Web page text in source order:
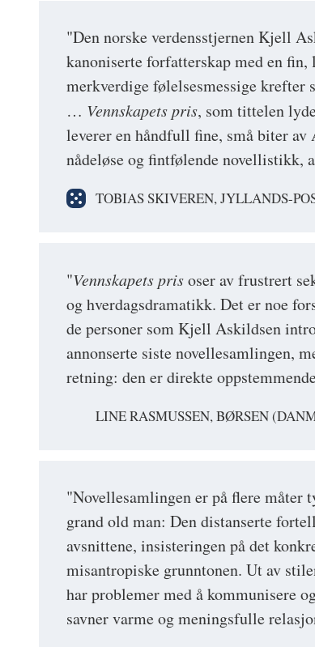
"Den norske verdensstjernen Kjell
kanoniserte forfatterskap med en
merkverdige følelsesmessige krefter
… Vennskapets pris, som tittelen
leverer en håndfull fine, små biter av
nådeløse og fintfølende novellistikk,
TOBIAS SKIVEREN, JYLLANDS-
"Vennskapets prisoser av frustrert
og hverdagsdramatikk. Det er noe
de personer som Kjell Askildsen
annonserte siste novellesamlingen,
retning: den er direkte
LINE RASMUSSEN, BØRSEN
"Novellesamlingen er på flere måter
grand old man: Den distanserte
avsnittene, insisteringen på det
misantropiske grunntonen. Ut av
har problemer med å kommunisere
savner varme og meningsfulle